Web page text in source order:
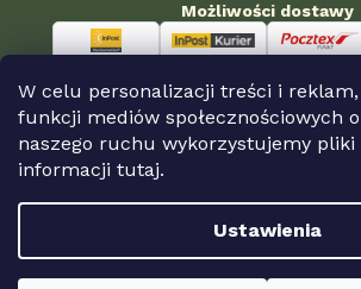
W celu personalizacji treści i
funkcji mediów społecznościowych
naszego ruchu wykorzystujemy pliki
informacji tutaj.
Ustawienia
Reklamacja i zwroty
Odstąpienie od umowy
Współpraca hurtowa
Kontakt
Możliwości dostawy
Możliwości płatności
Herbavis.pl.
zastrzeżone.